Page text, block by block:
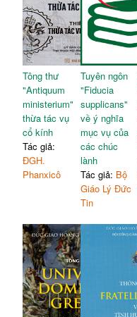
Tông thư
"Antiquum
ministerium"
thừa tác vụ
cổ kính
Tác giả:
ĐGH.
Phanxicô
Tuyên ngôn
"Fiducia
supplicans"
về ý nghĩa
mục vụ của
các chúc
lành
Tác giả: Bộ
Giáo Lý Đức
Tin